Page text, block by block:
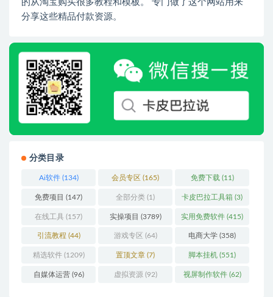
的从淘宝购买很多教程和模板。 专门做了这个网站用来
分享这些精品付款资源。
分类目录
Ai软件(134) 会员专区 (165) 免费下载 (11)
免费项目 (147) 全部分类 (1) 卡皮巴拉工具箱 (3)
在线工具 (157) 实操项目 (3789) 实用免费软件 (415)
引流教程 (44) 游戏专区 (64) 电商大学 (358)
精选软件(1209) 置顶文章 (7) 脚本挂机 (551)
自媒体运营(96) 虚拟资源 (92) 视屏制作软件(62)